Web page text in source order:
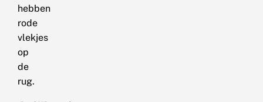
hebben
rode
vlekjes
op
de
rug.